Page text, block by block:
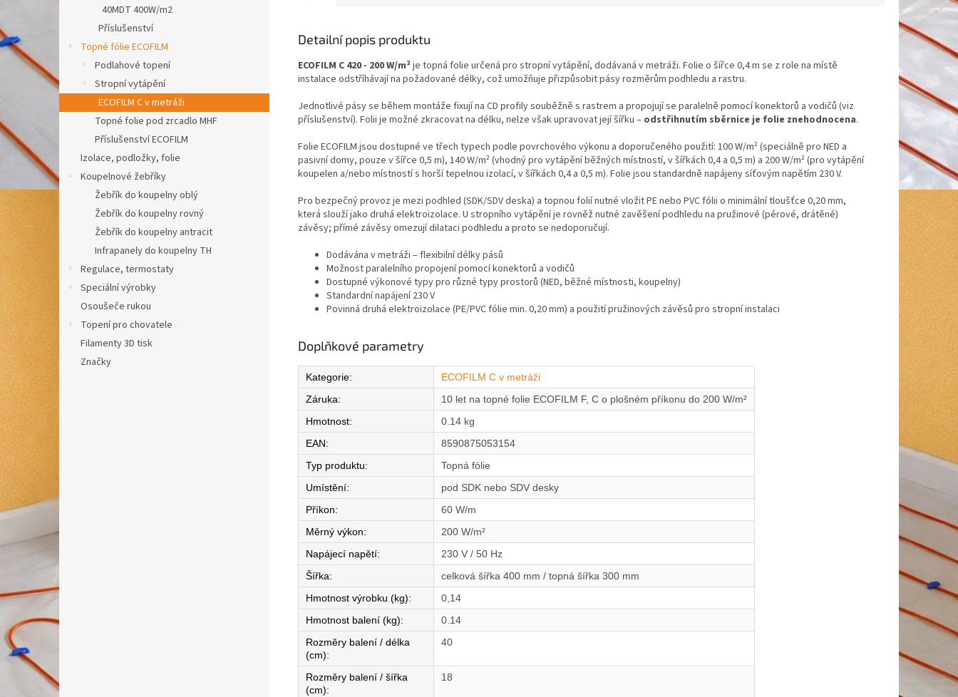
40MDT 400W/m2
Příslušenství
Topné fólie ECOFILM
Podlahové topení
Stropní vytápění
ECOFILM C v metráži
Topné folie pod zrcadlo MHF
Příslušenství ECOFILM
Izolace, podložky, folie
Koupelnové žebříky
Žebřík do koupelny oblý
Žebřík do koupelny rovný
Žebřík do koupelny antracit
Infrapanely do koupelny TH
Regulace, termostaty
Speciální výrobky
Osoušeče rukou
Topení pro chovatele
Filamenty 3D tisk
Značky
Detailní popis produktu
ECOFILM C 420 - 200 W/m²je topná folie určená pro stropní vytápění, dodávaná v metráži. Folie o šířce 0,4 m se z role na místě
instalace odstříhávají na požadované délky, což umožňuje přizpůsobit pásy rozměrům podhledu a rastru.
Jednotlivé pásy se během montáže fixují na CD profily souběžně s rastrem a propojují se paralelně pomocí konektorů a vodičů (viz
příslušenství). Folii je možné zkracovat na délku, nelze však upravovat její šířku – odstřihnutím sběrnice je folie znehodnocena.
Folie ECOFILM jsou dostupné ve třech typech podle povrchového výkonu a doporučeného použití: 100 W/m² (speciálně pro NED a
pasivní domy, pouze v šířce 0,5 m), 140 W/m² (vhodný pro vytápění běžných místností, v šířkách 0,4 a 0,5 m) a 200 W/m² (pro vytápění
koupelen a/nebo místností s horší tepelnou izolací, v šířkách 0,4 a 0,5 m). Folie jsou standardně napájeny síťovým napětím 230 V.
Pro bezpečný provoz je mezi podhled (SDK/SDV deska) a topnou folií nutné vložit PE nebo PVC fólii o minimální tloušťce 0,20 mm,
která slouží jako druhá elektroizolace. U stropního vytápění je rovněž nutné zavěšení podhledu na pružinové (pérové, drátěné)
závěsy; přímé závěsy omezují dilataci podhledu a proto se nedoporučují.
Dodávána v metráži – flexibilní délky pásů
Možnost paralelního propojení pomocí konektorů a vodičů
Dostupné výkonové typy pro různé typy prostorů (NED, běžné místnosti, koupelny)
Standardní napájení 230 V
Povinná druhá elektroizolace (PE/PVC fólie min. 0,20 mm) a použití pružinových závěsů pro stropní instalaci
Doplňkové parametry
Kategorie:
ECOFILM C v metráži
Záruka:
10 let na topné folie ECOFILM F, C o plošném příkonu do 200 W/m²
Hmotnost:
0.14 kg
EAN:
8590875053154
Typ produktu:
Topná fólie
Umístění:
pod SDK nebo SDV desky
Příkon:
60 W/m
Měrný výkon:
200 W/m²
Napájecí napětí:
230 V / 50 Hz
Šířka:
celková šířka 400 mm / topná šířka 300 mm
Hmotnost výrobku (kg):
0,14
Hmotnost balení (kg):
0.14
Rozměry balení / délka
(cm):
40
Rozměry balení / šířka
(cm):
18